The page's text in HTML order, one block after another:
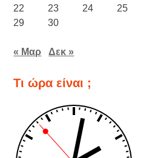
22
23 24 25
29
30
« Μαρ Δεκ »
Τι ώρα είναι ;